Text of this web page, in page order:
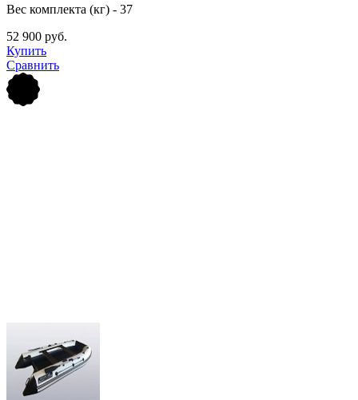
Вес комплекта (кг) - 37
52 900 руб.
Купить
Сравнить